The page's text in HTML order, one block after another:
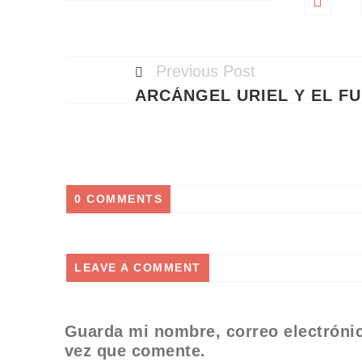
Previous Post
0 COMMENTS
LEAVE A COMMENT
Guarda mi nombre, correo
vez que comente.